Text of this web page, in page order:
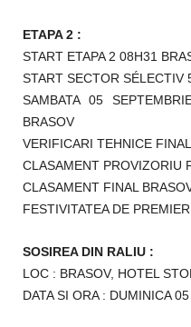
ETAPA 2 :
START ETAPA 2 08H31
START SECTOR SÉLECTIV
SAMBATA 05
BRASOV
VERIFICARI TEHNICE
CLASAMENT PROVIZORIU
CLASAMENT FINAL
FESTIVITATEA DE
SOSIREA DIN RALIU :
LOC : BRASOV, HOTEL
DATA SI ORA : DUMINICA